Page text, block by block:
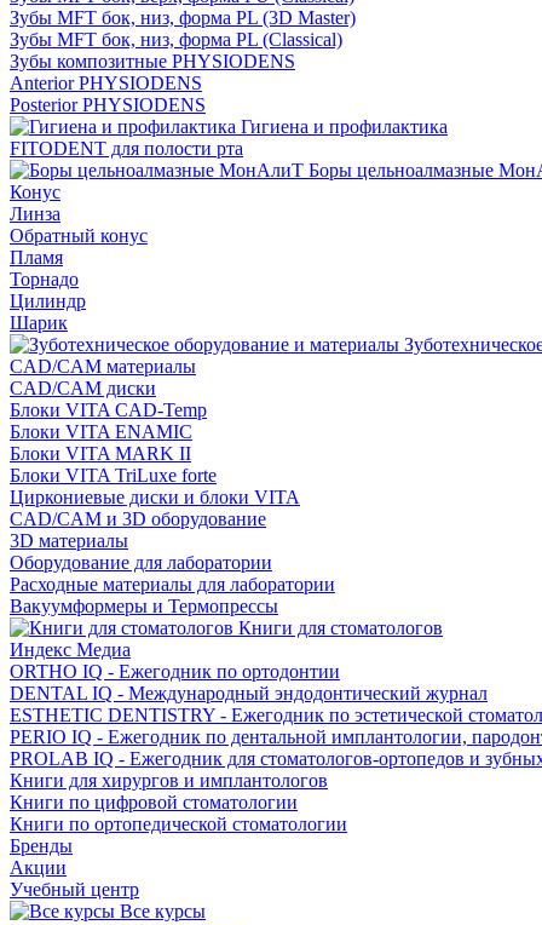
Зубы MFT бок, низ, форма PL (3D Master)
Зубы MFT бок, низ, форма PL (Classical)
Зубы композитные PHYSIODENS
Anterior PHYSIODENS
Posterior PHYSIODENS
Гигиена и профилактика
FITODENT для полости рта
Боры цельноалмазные
Конус
Линза
Обратный конус
Пламя
Торнадо
Цилиндр
Шарик
CAD/CAM материалы
CAD/CAM диски
Блоки VITA CAD-Temp
Блоки VITA ENAMIC
Блоки VITA MARK II
Блоки VITA TriLuxe forte
Циркониевые диски и блоки VITA
CAD/CAM и 3D оборудование
3D материалы
Оборудование для лаборатории
Расходные материалы для лаборатории
Вакуумформеры и Термопрессы
Книги для стоматологов
Индекс Медиа
ORTHO IQ - Ежегодник по ортодонтии
DENTAL IQ - Международный эндодонтический журнал
ESTHETIC DENTISTRY - Ежегодник по эстетической
PERIO IQ - Ежегодник по дентальной имплантологии,
PROLAB IQ - Ежегодник для стоматологов-ортопедов и
Книги для хирургов и имплантологов
Книги по цифровой стоматологии
Книги по ортопедической стоматологии
Бренды
Акции
Учебный центр
Все курсы